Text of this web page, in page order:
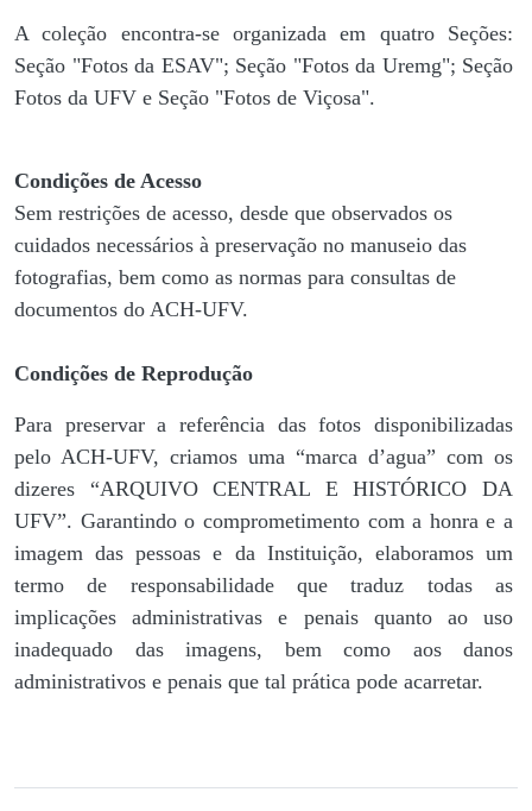
A coleção encontra-se organizada em quatro Seções:
Seção "Fotos da ESAV"; Seção "Fotos da Uremg"; Seção
Fotos da UFV e Seção "Fotos de Viçosa".
Condições de Acesso
Sem restrições de acesso, desde que observados os
cuidados necessários à preservação no manuseio das
fotografias, bem como as normas para consultas de
documentos do ACH-UFV.
Condições de Reprodução
Para preservar a referência das fotos disponibilizadas
pelo ACH-UFV, criamos uma “marca d’agua” com os
dizeres “ARQUIVO CENTRAL E HISTÓRICO DA
UFV”. Garantindo o comprometimento com a honra e a
imagem das pessoas e da Instituição, elaboramos um
termo de responsabilidade que traduz todas as
implicações administrativas e penais quanto ao uso
inadequado das imagens, bem como aos danos
administrativos e penais que tal prática pode acarretar.